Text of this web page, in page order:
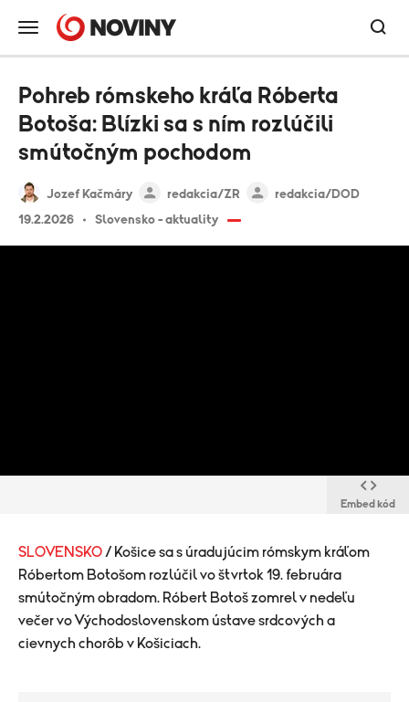
Jozef Kačmáry redakcia/ZR
redakcia/DOD
19.2.2026
Slovensko - aktuality
Pohreb rómskeho kráľa Róberta
Botoša: Blízki sa s ním rozlúčili
smútočným pochodom
Embed kód
SLOVENSKO / Košice sa s úradujúcim rómskym kráľom
Róbertom Botošom rozlúčil vo štvrtok 19. februára
smútočným obradom. Róbert Botoš zomrel v nedeľu
večer vo Východoslovenskom ústave srdcových a
cievnych chorôb v Košiciach.